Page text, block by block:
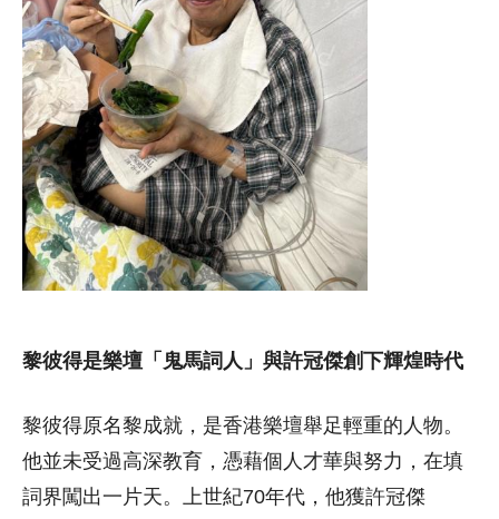
黎彼得是樂壇「鬼馬詞人」與許冠傑創下輝煌時代
黎彼得原名黎成就，是香港樂壇舉足輕重的人物。
他並未受過高深教育，憑藉個人才華與努力，在填
詞界闖出一片天。上世紀70年代，他獲許冠傑